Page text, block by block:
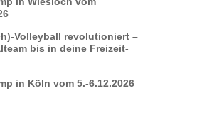
Volleyball revolutioniert –
bis in deine Freizeit-
in Köln vom 5.-6.12.2026